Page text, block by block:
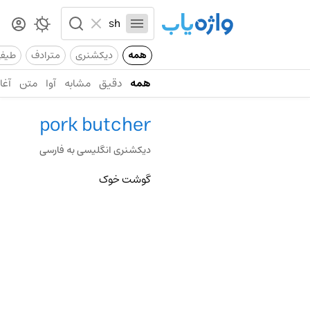
همه دیکشنری مترادف
همه دقیق مشابه آوا متن
pork butcher
دیکشنری انگلیسی به فارسی
گوشت خوک